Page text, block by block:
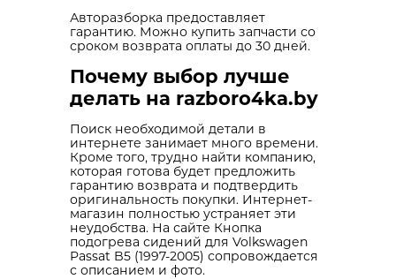
Авторазборка предоставляет
гарантию. Можно купить запчасти со
сроком возврата оплаты до 30 дней.
Почему выбор лучше
делать на razboro4ka.by
Поиск необходимой детали в
интернете занимает много времени.
Кроме того, трудно найти компанию,
которая готова будет предложить
гарантию возврата и подтвердить
оригинальность покупки. Интернет-
магазин полностью устраняет эти
неудобства. На сайте Кнопка
подогрева сидений для Volkswagen
Passat B5 (1997-2005) сопровождается
с описанием и фото.